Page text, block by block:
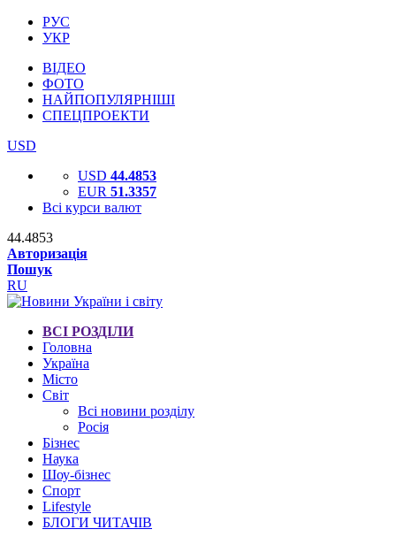
РУС
УКР
ВІДЕО
ФОТО
НАЙПОПУЛЯРНІШІ
СПЕЦПРОЕКТИ
USD
USD 44.4853
EUR 51.3357
Всі курси валют
44.4853
Авторизація
Пошук
RU
ВСІ РОЗДІЛИ
Головна
Україна
Місто
Світ
Всі новини розділу
Росія
Бізнес
Наука
Шоу-бізнес
Спорт
Lifestyle
БЛОГИ ЧИТАЧІВ